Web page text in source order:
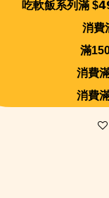
吃軟飯系列滿
消費
滿
消費
消費